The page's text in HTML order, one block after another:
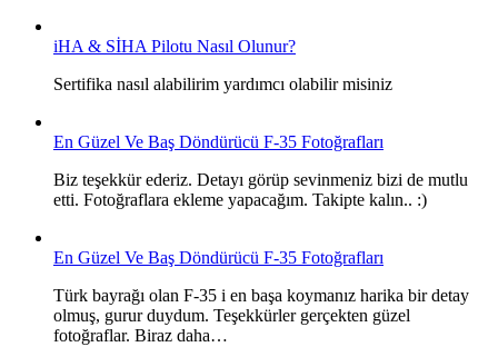
iHA & SİHA Pilotu Nasıl Olunur?
Sertifika nasıl alabilirim yardımcı olabilir misiniz
En Güzel Ve Baş Döndürücü F-35 Fotoğrafları
Biz teşekkür ederiz. Detayı görüp sevinmeniz bizi de mutlu
etti. Fotoğraflara ekleme yapacağım. Takipte kalın.. :)
En Güzel Ve Baş Döndürücü F-35 Fotoğrafları
Türk bayrağı olan F-35 i en başa koymanız harika bir detay
olmuş, gurur duydum. Teşekkürler gerçekten güzel
fotoğraflar. Biraz daha…